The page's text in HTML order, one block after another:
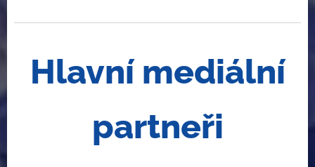
Hlavní mediální
partneři